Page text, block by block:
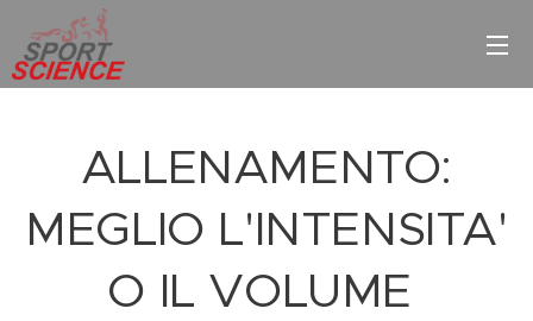
ALLENAMENTO:
MEGLIO L'INTENSITA'
O IL VOLUME